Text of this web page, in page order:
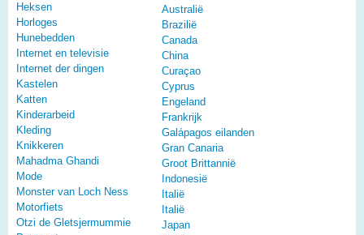
Heksen
Horloges
Hunebedden
Internet en televisie
Internet der dingen
Kastelen
Katten
Kinderarbeid
Kleding
Knikkeren
Mahadma Ghandi
Mode
Monster van Loch Ness
Motorfiets
Otzi de Gletsjermummie
Australië
Brazilië
Canada
China
Curaçao
Cyprus
Engeland
Frankrijk
Galápagos eilanden
Gran Canaria
Groot Brittannië
Indonesië
Italië
Italië
Japan